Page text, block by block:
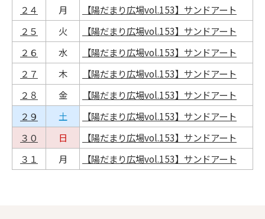
２４
月
【陽だまり広場vol.153】サンドアート
２５
火
【陽だまり広場vol.153】サンドアート
２６
水
【陽だまり広場vol.153】サンドアート
２７
木
【陽だまり広場vol.153】サンドアート
２８
金
【陽だまり広場vol.153】サンドアート
２９
土
【陽だまり広場vol.153】サンドアート
３０
日
【陽だまり広場vol.153】サンドアート
３１
月 【陽だまり広場vol.153】サンドアート